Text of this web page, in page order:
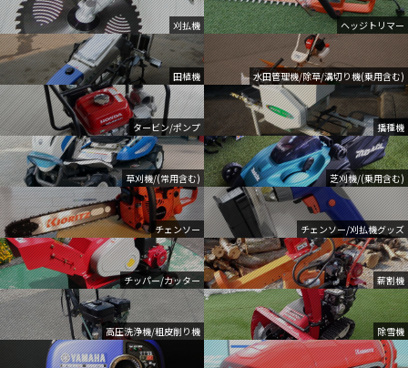
刈払機 ヘッジトリマー
田植機 水田管理機/除草/溝切り機(乗用含む)
タービン/ポンプ 播種機
草刈機/(常用含む) 芝刈機/(乗用含む)
チェンソー チェンソー/刈払機グッズ
チッパー/カッター 薪割機
高圧洗浄機/粗皮削り機 除雪機